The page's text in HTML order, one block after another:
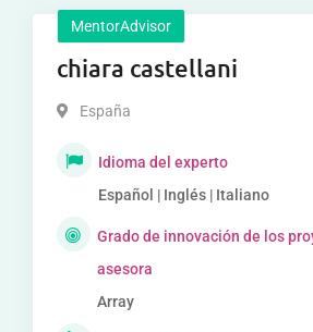
MentorAdvisor
chiara castellani
España
Idioma del experto
Español | Inglés | Italiano
Grado de innovación de los
asesora
Array